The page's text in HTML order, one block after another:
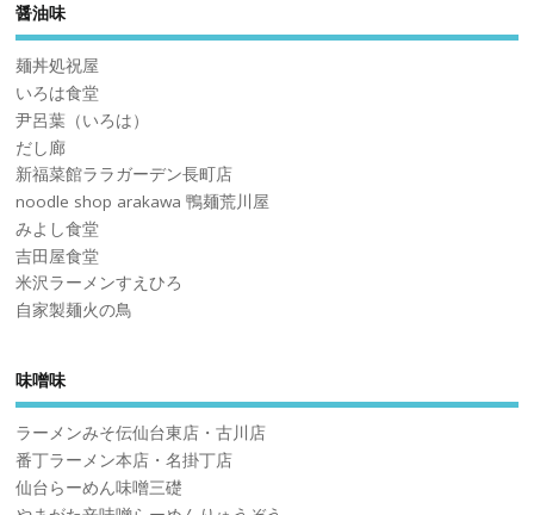
醤油味
麺丼処祝屋
いろは食堂
尹呂葉（いろは）
だし廊
新福菜館ララガーデン長町店
noodle shop arakawa 鴨麺荒川屋
みよし食堂
吉田屋食堂
米沢ラーメンすえひろ
自家製麺火の鳥
味噌味
ラーメンみそ伝仙台東店・古川店
番丁ラーメン本店・名掛丁店
仙台らーめん味噌三礎